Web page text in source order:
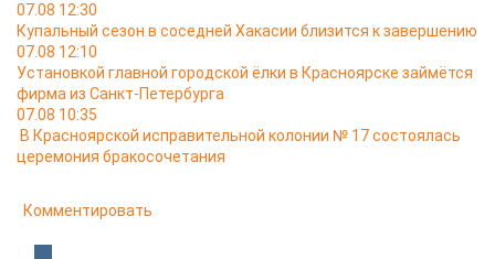
07.08 12:30
Купальный сезон в соседней Хакасии близится к завершению
07.08 12:10
Установкой главной городской ёлки в Красноярске займётся
фирма из Санкт-Петербурга
07.08 10:35
В Красноярской исправительной колонии № 17 состоялась
церемония бракосочетания
Комментировать